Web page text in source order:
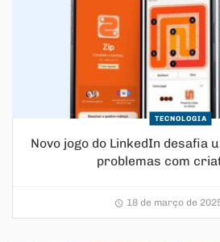
TECNOLOGIA
Novo jogo do LinkedIn desafia
problemas com
18 de março de